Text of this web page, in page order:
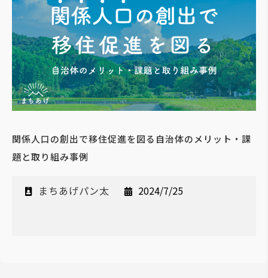
関係人口の創出で移住促進を図る自治体のメリット・課
題と取り組み事例
まちあげパン太 2024/7/25